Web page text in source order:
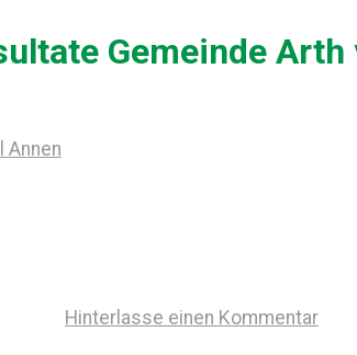
Gemeinde Arth
Annen
Hinterlasse einen Kommentar